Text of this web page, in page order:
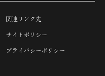
関連リンク先
サイトポリシー
プライバシーポリシー